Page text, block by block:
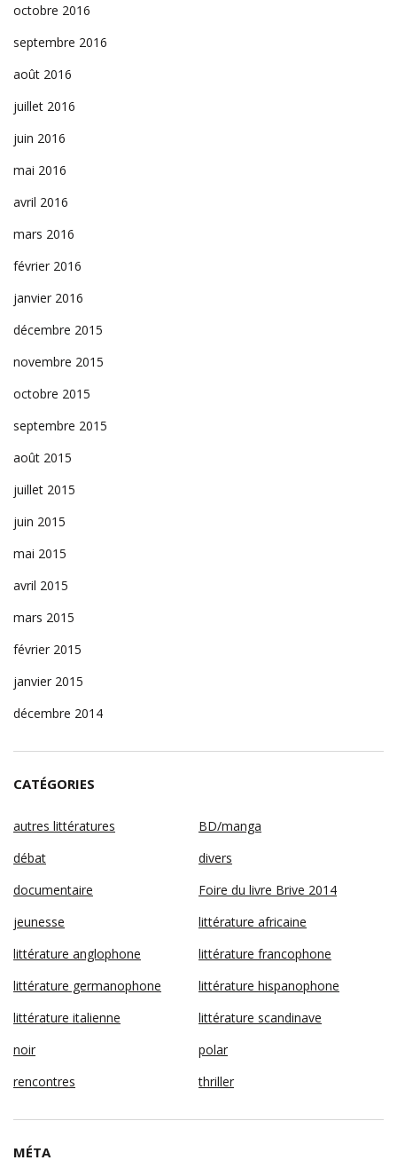
octobre 2016
septembre 2016
août 2016
juillet 2016
juin 2016
mai 2016
avril 2016
mars 2016
février 2016
janvier 2016
décembre 2015
novembre 2015
octobre 2015
septembre 2015
août 2015
juillet 2015
juin 2015
mai 2015
avril 2015
mars 2015
février 2015
janvier 2015
décembre 2014
CATÉGORIES
autres littératures
BD/manga
débat
divers
documentaire
Foire du livre Brive 2014
jeunesse
littérature africaine
littérature anglophone
littérature francophone
littérature germanophone
littérature hispanophone
littérature italienne
littérature scandinave
noir
polar
rencontres
thriller
MÉTA